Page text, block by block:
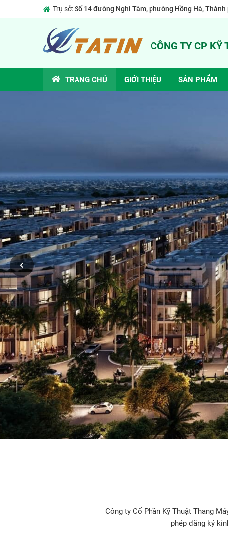
Trụ sở:Số 14 đường Nghi Tàm, phường Hồng Hà, Thành
CÔNG TY CP KỸ
TRANG CHỦ GIỚI THIỆU SẢN PHẨM
Công ty Cổ Phần Kỹ Thuật Thang
phép đăng ký